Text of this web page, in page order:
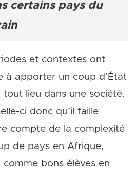
certains pays du
et contextes ont
à apporter un coup d’État
lieu dans une société.
ci donc qu’il faille
compte de la complexité
de pays en Afrique,
comme bons élèves en